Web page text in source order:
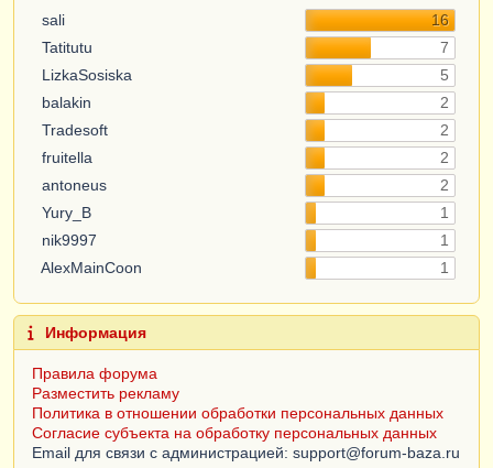
sali
16
Tatitutu
7
LizkaSosiska
5
balakin
2
Tradesoft
2
fruitella
2
antoneus
2
Yury_B
1
nik9997
1
AlexMainCoon
1
Информация
Правила форума
Разместить рекламу
Политика в отношении обработки персональных данных
Согласие субъекта на обработку персональных данных
Email для связи с администрацией: